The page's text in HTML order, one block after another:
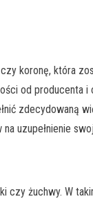
koronę, która
od producenta
zdecydowaną
uzupełnienie
czy żuchwy. W